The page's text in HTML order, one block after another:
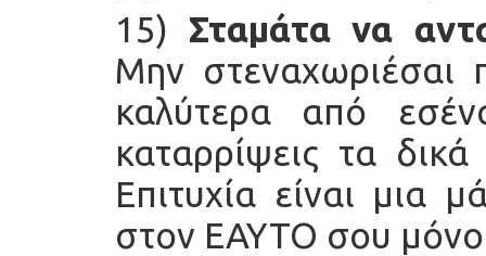
15) Σταμάτα να
Μην στεναχωριέσαι
καλύτερα από
καταρρίψεις τα
Επιτυχία είναι μια
στον ΕΑΥΤΟ σου